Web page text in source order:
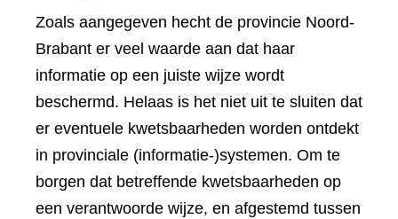
Zoals aangegeven hecht de provincie Noord-
Brabant er veel waarde aan dat haar
informatie op een juiste wijze wordt
beschermd. Helaas is het niet uit te sluiten dat
er eventuele kwetsbaarheden worden ontdekt
in provinciale (informatie-)systemen. Om te
borgen dat betreffende kwetsbaarheden op
een verantwoorde wijze, en afgestemd tussen